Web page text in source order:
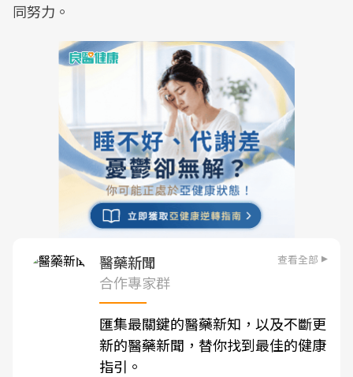
同努力。
醫藥新聞 查看全部
合作專家群
匯集最關鍵的醫藥新知，以及不斷更
新的醫藥新聞，替你找到最佳的健康
指引。